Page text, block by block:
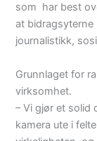
som har best
at
journalistikk,
Grunnlaget for
virksomhet.
– Vi gjør et solid
kamera ute i